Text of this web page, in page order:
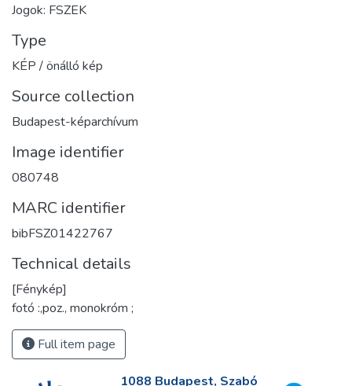
Jogok: FSZEK
Type
KÉP / önálló kép
Source collection
Budapest-képarchívum
Image identifier
080748
MARC identifier
bibFSZ01422767
Technical details
[Fénykép]
fotó :,poz., monokróm ;
Full item page
1088 Budapest, Szabó